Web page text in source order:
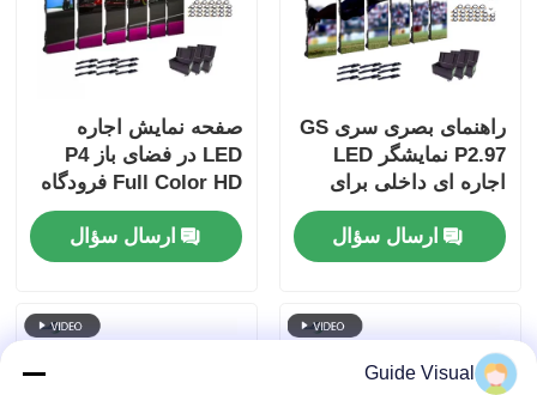
راهنمای بصری سری GS
P2.97 نمایشگر LED
اجاره ای داخلی برای
رویدادهای نمایشگاه،
7680 هرتز بدون صفحه
سیاه CE
ارسال سؤال
صفحه نمایش اجاره
LED در فضای باز P4
Full Color HD فرودگاه
استفاده از صفحه نمایش
پس زمینه مرحله تلفن
همراه
ارسال سؤال
Guide Visual